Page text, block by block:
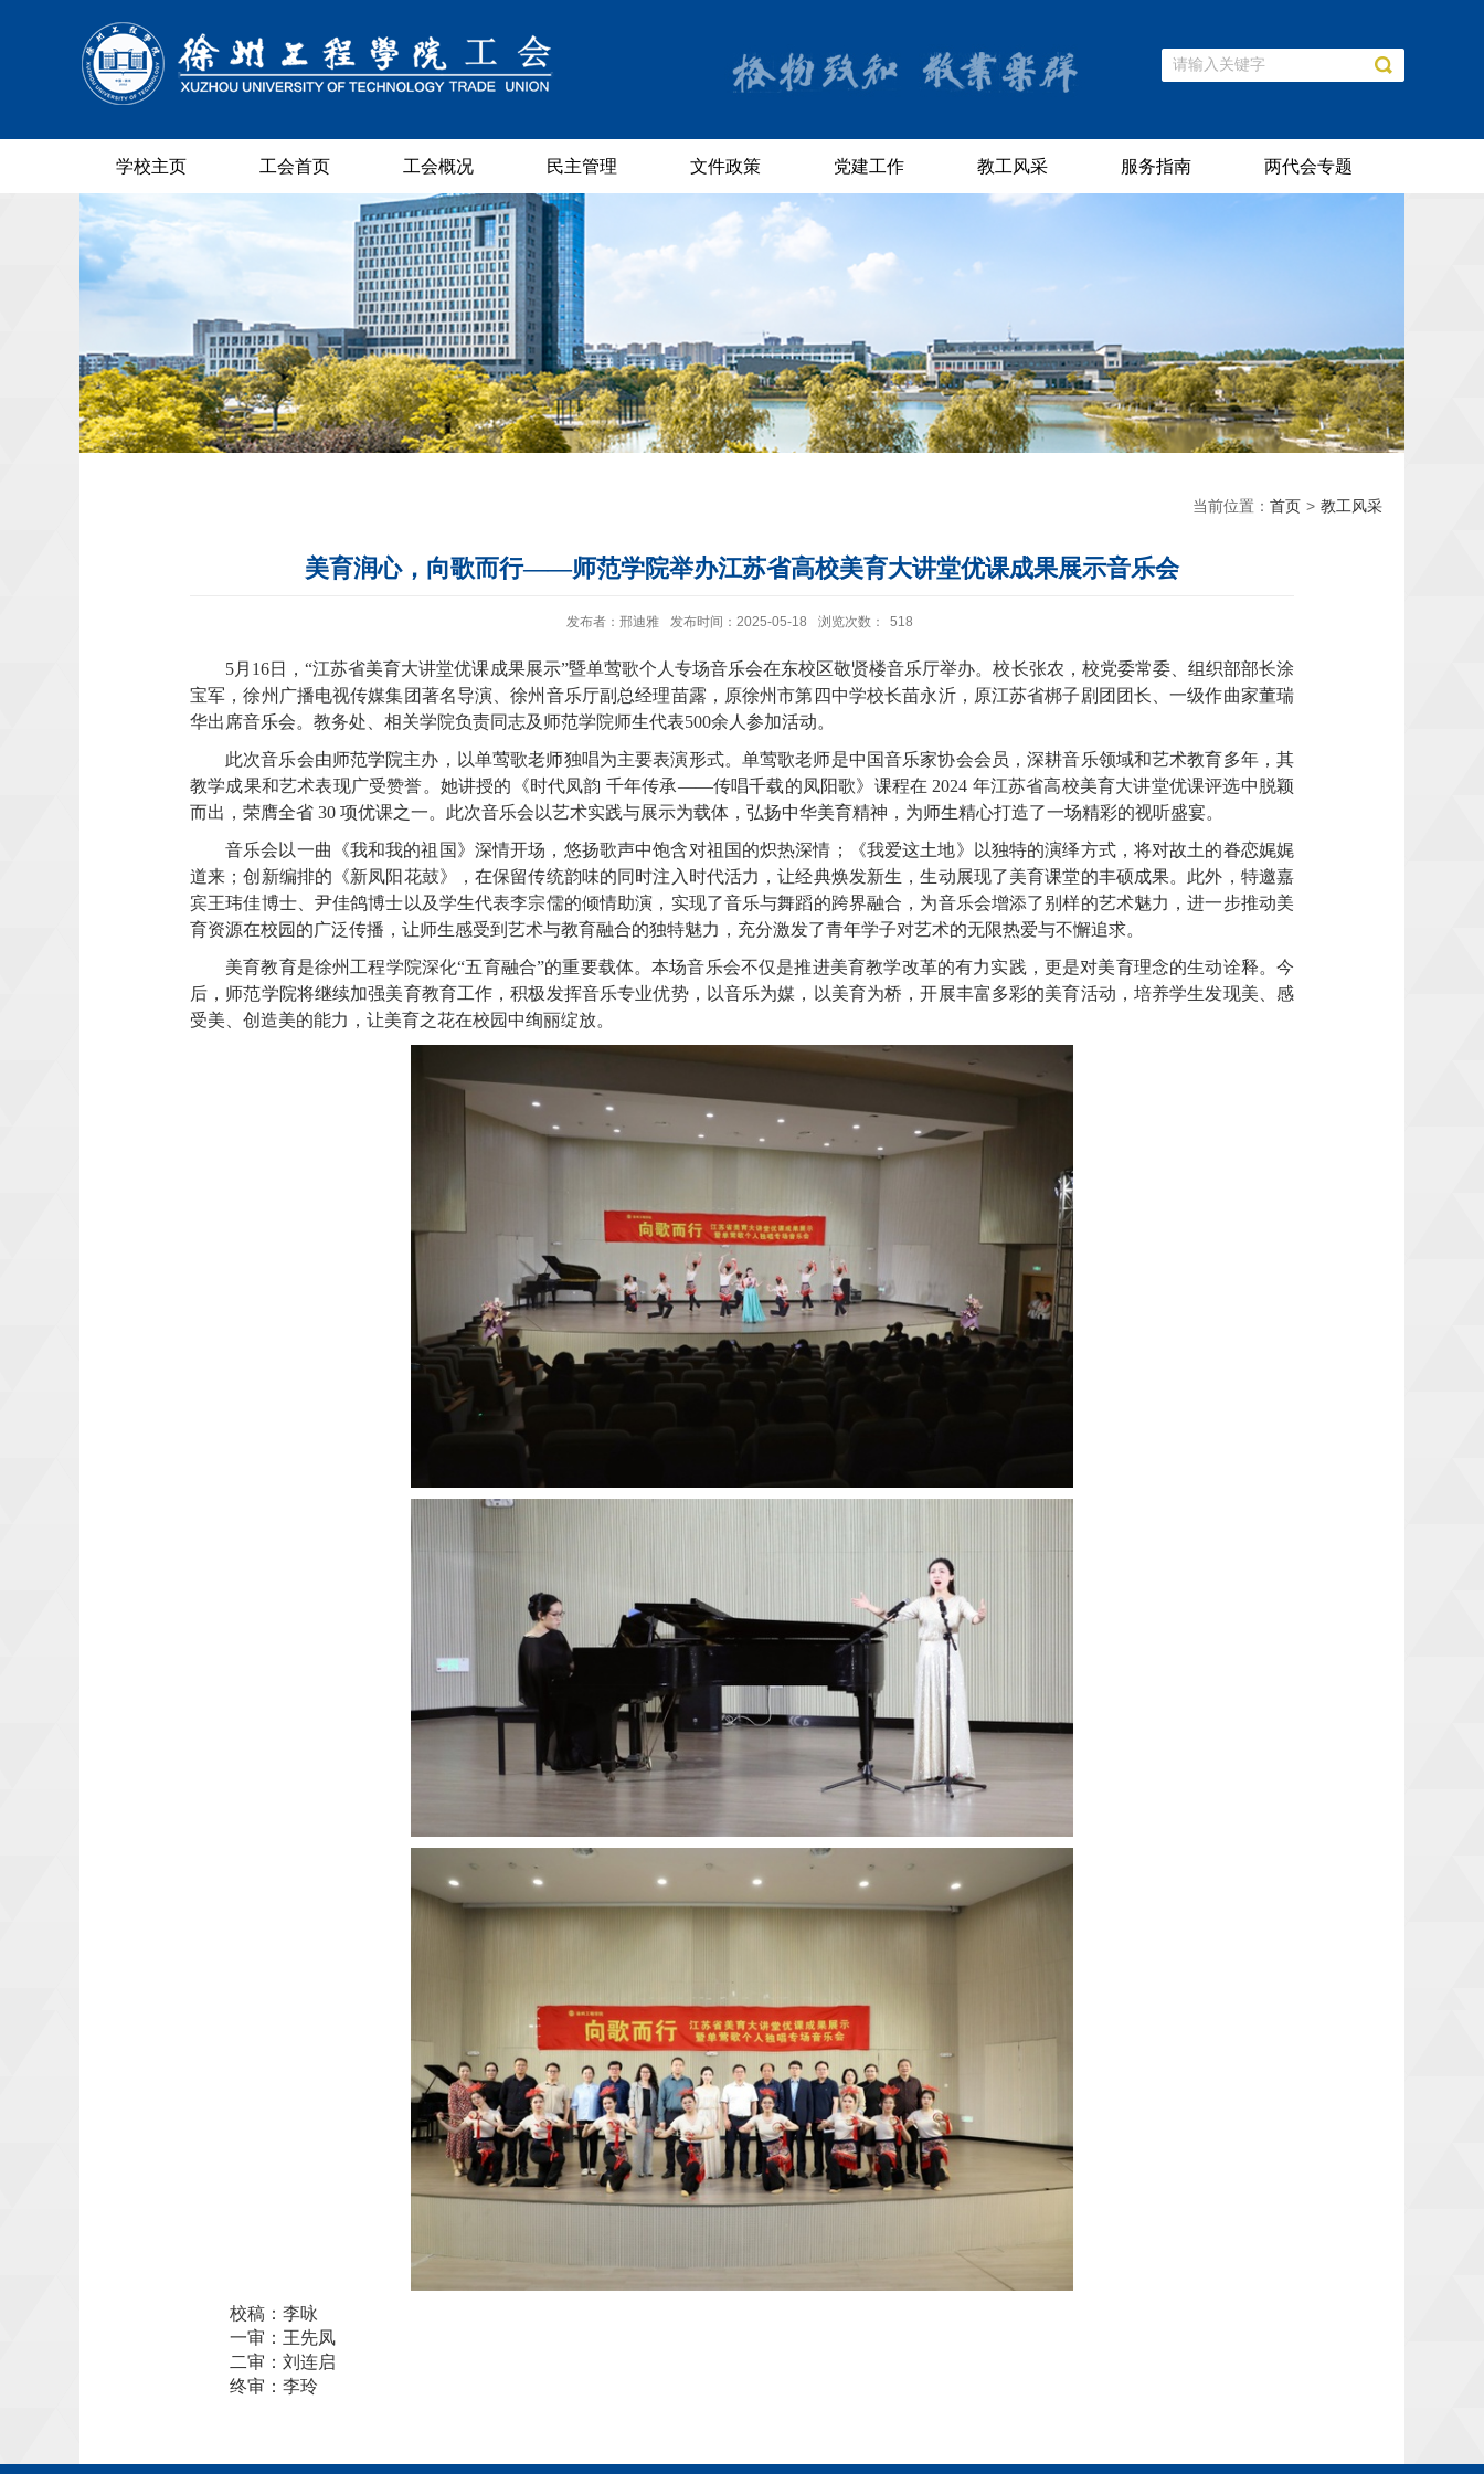
学校主页 工会首页 工会概况 民主管理 文件政策 党建工作 教工风采 服务指南 两代会专题
当前位置： 首页 > 教工风采
美育润心，向歌而行——师范学院举办江苏省高校美育大讲堂优课成果展示音乐会
发布者：邢迪雅 发布时间：2025-05-18 浏览次数： 518
5月16日，“江苏省美育大讲堂优课成果展示”暨单莺歌个人专场音乐会在东校区敬贤楼音乐厅举办。校长张农，校党委常委、组织部部长涂
宝军，徐州广播电视传媒集团著名导演、徐州音乐厅副总经理苗露，原徐州市第四中学校长苗永沂，原江苏省梆子剧团团长、一级作曲家董瑞
华出席音乐会。教务处、相关学院负责同志及师范学院师生代表500余人参加活动。
此次音乐会由师范学院主办，以单莺歌老师独唱为主要表演形式。单莺歌老师是中国音乐家协会会员，深耕音乐领域和艺术教育多年，其
教学成果和艺术表现广受赞誉。她讲授的《时代凤韵 千年传承——传唱千载的凤阳歌》课程在 2024 年江苏省高校美育大讲堂优课评选中脱颖
而出，荣膺全省 30 项优课之一。此次音乐会以艺术实践与展示为载体，弘扬中华美育精神，为师生精心打造了一场精彩的视听盛宴。
音乐会以一曲《我和我的祖国》深情开场，悠扬歌声中饱含对祖国的炽热深情；《我爱这土地》以独特的演绎方式，将对故土的眷恋娓娓
道来；创新编排的《新凤阳花鼓》，在保留传统韵味的同时注入时代活力，让经典焕发新生，生动展现了美育课堂的丰硕成果。此外，特邀嘉
宾王玮佳博士、尹佳鸽博士以及学生代表李宗儒的倾情助演，实现了音乐与舞蹈的跨界融合，为音乐会增添了别样的艺术魅力，进一步推动美
育资源在校园的广泛传播，让师生感受到艺术与教育融合的独特魅力，充分激发了青年学子对艺术的无限热爱与不懈追求。
美育教育是徐州工程学院深化“五育融合”的重要载体。本场音乐会不仅是推进美育教学改革的有力实践，更是对美育理念的生动诠释。今
后，师范学院将继续加强美育教育工作，积极发挥音乐专业优势，以音乐为媒，以美育为桥，开展丰富多彩的美育活动，培养学生发现美、感
受美、创造美的能力，让美育之花在校园中绚丽绽放。
校稿：李咏
一审：王先凤
二审：刘连启
终审：李玲